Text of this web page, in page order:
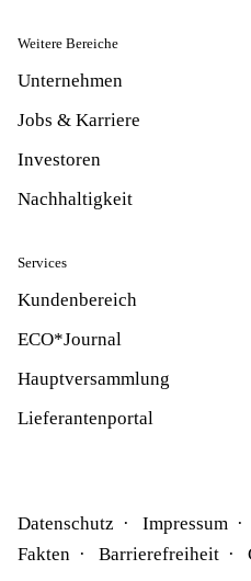
Weitere Bereiche
Unternehmen
Jobs & Karriere
Investoren
Nachhaltigkeit
Services
Kundenbereich
ECO*Journal
Hauptversammlung
Lieferantenportal
Datenschutz Impressum
Fakten
Barrierefreiheit